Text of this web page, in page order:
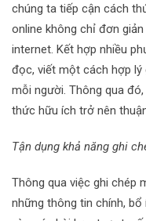
chúng ta tiếp cận cách
online không chỉ đơn
internet. Kết hợp nhiều
đọc, viết một cách hợp
mỗi người. Thông qua
thức hữu ích trở nên
Tận dụng khả năng ghi
Thông qua việc ghi chép
những thông tin chính,